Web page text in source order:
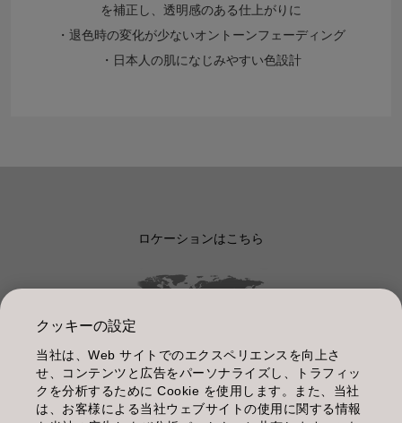
を補正し、透明感のある仕上がりに
・退色時の変化が少ないオントーンフェーディング
・日本人の肌になじみやすい色設計
ロケーションはこちら
管理情報
利用規約
クッキーの設定
当社は、Web サイトでのエクスペリエンスを向上さ
せ、コンテンツと広告をパーソナライズし、トラフィッ
クを分析するために Cookie を使用します。また、当社
は、お客様による当社ウェブサイトの使用に関する情報